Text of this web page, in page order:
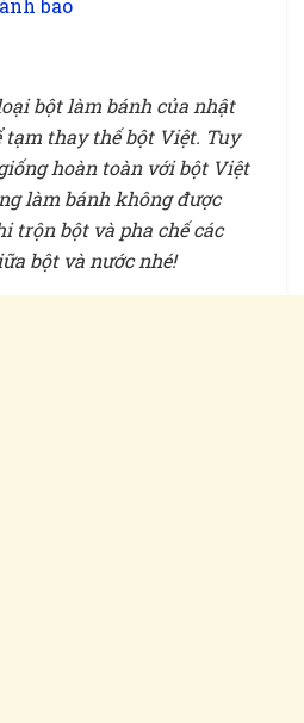
bao
bột làm bánh của nhật
tạm thay thế bột Việt. Tuy
hoàn toàn với bột Việt
làm bánh không được
trộn bột và pha chế các
bột và nước nhé!